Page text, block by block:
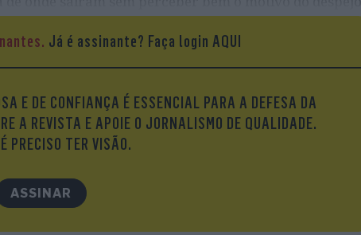
carta que Hortência afirma não ter recebido, por ter
não terá avisado a mãe da notificação. “Não tenho
que diz nem ter ainda cancelado o débito direto
transitado em julgado.
Já é assinante? Faça login AQUI
E DE CONFIANÇA É ESSENCIAL PARA A DEFESA DA
A REVISTA E APOIE O JORNALISMO DE QUALIDADE.
PRECISO TER VISÃO.
ASSINAR